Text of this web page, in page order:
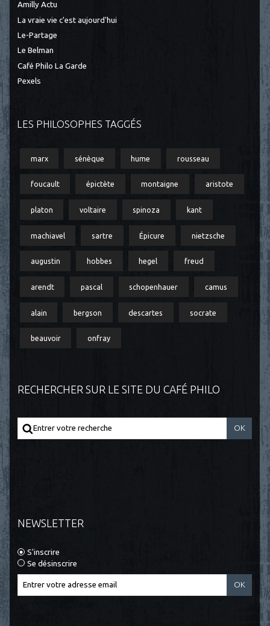
Amilly Actu
La vraie vie c'est aujourd'hui
Le-Partage
Le Belman
Café Philo La Garde
Pexels
LES PHILOSOPHES TAGGÉS
marx sénèque hume rousseau
foucault épictète montaigne aristote
platon voltaire spinoza kant
machiavel sartre Épicure nietzsche
augustin hobbes hegel freud
arendt pascal schopenhauer camus
alain bergson descartes socrate
beauvoir onfray
RECHERCHER SUR LE SITE DU CAFÉ PHILO
NEWSLETTER
S'inscrire
Se désinscrire